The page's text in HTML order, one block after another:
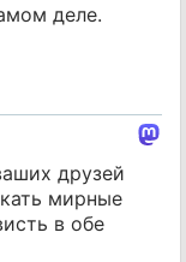
деле.
друзей
мирные
в обе